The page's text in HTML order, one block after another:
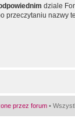
dziale
nazwy
przez forum •